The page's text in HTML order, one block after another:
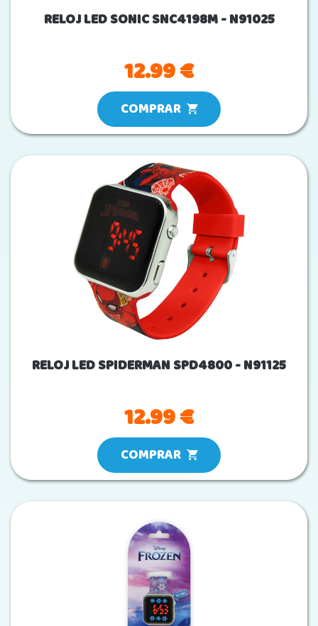
RELOJ LED SONIC SNC4198M - N91025
12.99 €
COMPRAR
RELOJ LED SPIDERMAN SPD4800 - N91125
12.99 €
COMPRAR